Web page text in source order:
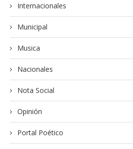
Internacionales
Municipal
Musica
Nacionales
Nota Social
Opinión
Portal Poético